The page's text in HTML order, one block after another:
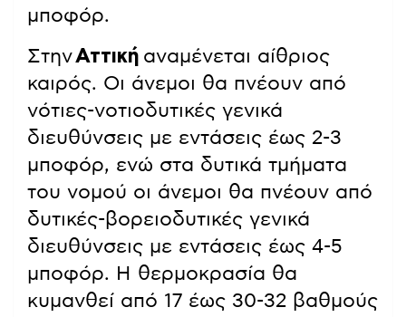
μποφόρ.
ΣτηνΑττική αναμένεται αίθριος
καιρός. Οι άνεμοι θα πνέουν από
νότιες-νοτιοδυτικές γενικά
διευθύνσεις με εντάσεις έως 2-3
μποφόρ, ενώ στα δυτικά τμήματα
του νομού οι άνεμοι θα πνέουν από
δυτικές-βορειοδυτικές γενικά
διευθύνσεις με εντάσεις έως 4-5
μποφόρ. Η θερμοκρασία θα
κυμανθεί από 17 έως 30-32 βαθμούς